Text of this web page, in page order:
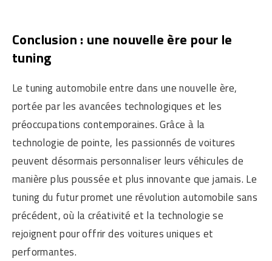
Conclusion : une nouvelle ère pour le
tuning
Le tuning automobile entre dans une nouvelle ère,
portée par les avancées technologiques et les
préoccupations contemporaines. Grâce à la
technologie de pointe, les passionnés de voitures
peuvent désormais personnaliser leurs véhicules de
manière plus poussée et plus innovante que jamais. Le
tuning du futur promet une révolution automobile sans
précédent, où la créativité et la technologie se
rejoignent pour offrir des voitures uniques et
performantes.